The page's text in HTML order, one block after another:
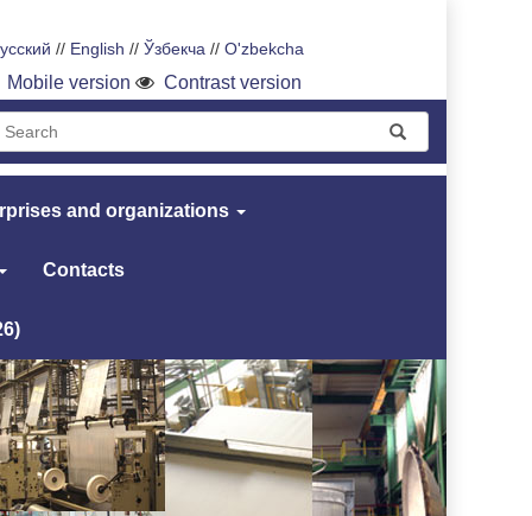
// English // Ўзбекча // O'zbekcha
Mobile version Contrast version
and organizations
Contacts